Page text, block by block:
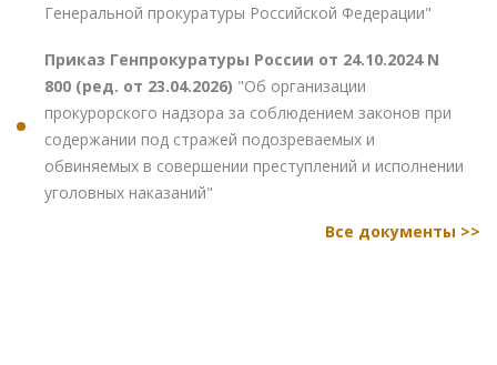
Генеральной прокуратуры Российской Федерации"
Приказ Генпрокуратуры России от 24.10.2024 N
800 (ред. от 23.04.2026) "Об организации
прокурорского надзора за соблюдением законов при
содержании под стражей подозреваемых и
обвиняемых в совершении преступлений и исполнении
уголовных наказаний"
Все документы >>